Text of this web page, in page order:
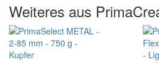
Weiteres aus